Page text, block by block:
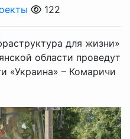
122
для жизни»
области проведут
«Украина» – Комаричи